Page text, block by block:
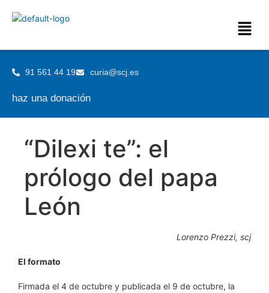
91 561 44 19 curia@scj.es
haz una donación
“Dilexi te”: el
prólogo del papa
León
Lorenzo Prezzi, scj
El formato
Firmada el 4 de octubre y publicada el 9 de octubre, la